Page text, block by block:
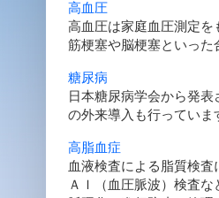
高血圧
高血圧は家庭血圧測定を
筋梗塞や脳梗塞といった
糖尿病
日本糖尿病学会から発
の外来導入も行っていま
高脂血症
血液検査による脂質検
ＡＩ（血圧脈波）検査